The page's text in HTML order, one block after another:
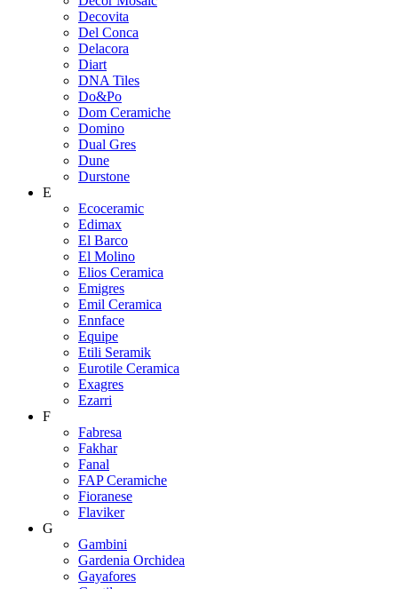
Decovita
Del Conca
Delacora
Diart
DNA Tiles
Do&Po
Dom Ceramiche
Domino
Dual Gres
Dune
Durstone
E
Ecoceramic
Edimax
El Barco
El Molino
Elios Ceramica
Emigres
Emil Ceramica
Ennface
Equipe
Etili Seramik
Eurotile Ceramica
Exagres
Ezarri
F
Fabresa
Fakhar
Fanal
FAP Ceramiche
Fioranese
Flaviker
G
Gambini
Gardenia Orchidea
Gayafores